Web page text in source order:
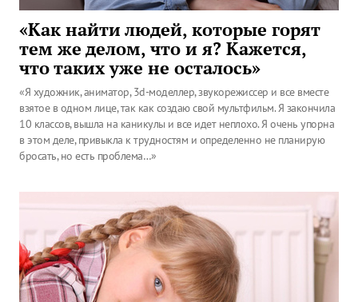
«Как найти людей, которые горят
тем же делом, что и я? Кажется,
что таких уже не осталось»
«Я художник, аниматор, 3d-моделлер, звукорежиссер и все вместе
взятое в одном лице, так как создаю свой мультфильм. Я закончила
10 классов, вышла на каникулы и все идет неплохо. Я очень упорна
в этом деле, привыкла к трудностям и определенно не планирую
бросать, но есть проблема…»